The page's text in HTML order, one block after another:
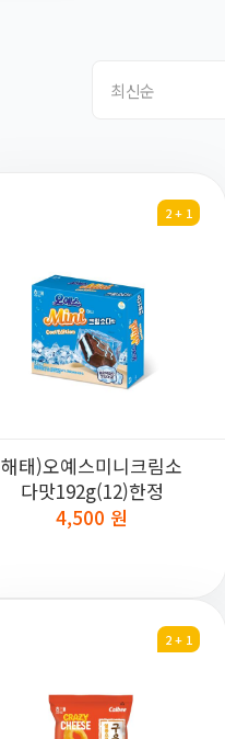
최신순
2 + 1
해태)오예스미니크림소
다맛192g(12)한정
4,500 원
2 + 1